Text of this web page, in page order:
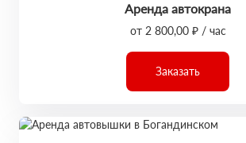
Аренда автокрана
от 2 800,00 ₽ / час
Заказать